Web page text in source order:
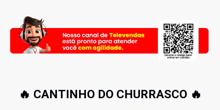
🔥 CANTINHO DO CHURRASCO 🔥